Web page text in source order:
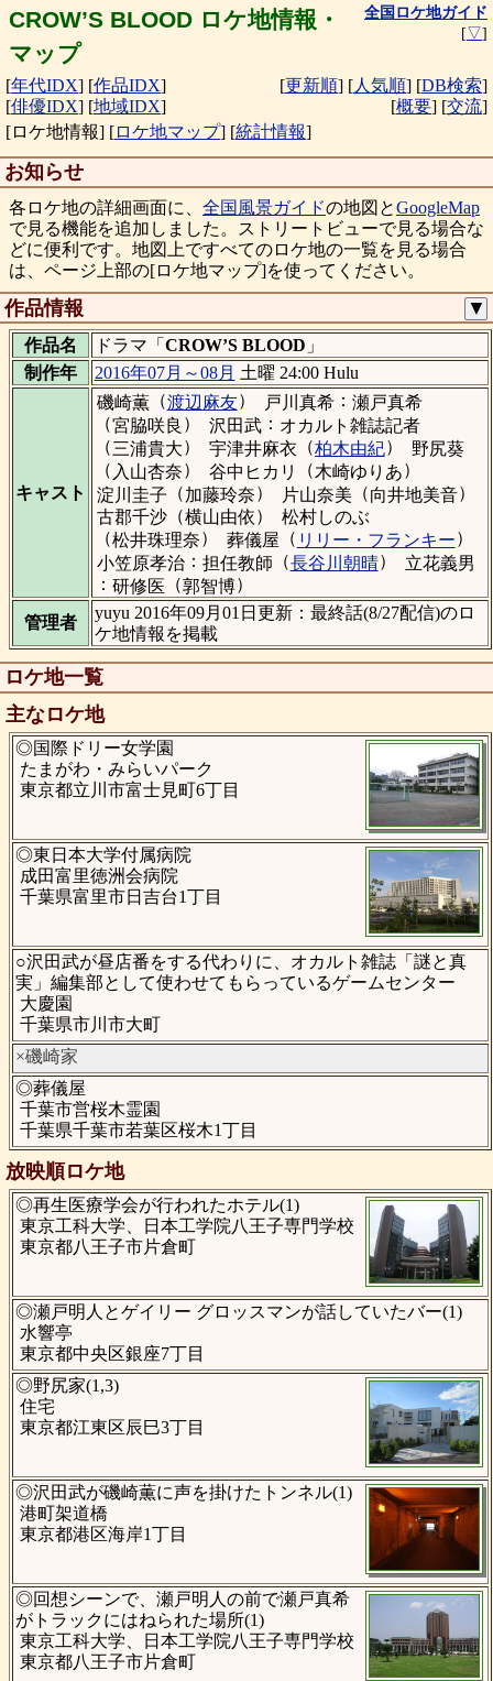
CROW’S BLOOD ロケ地情報・
マップ
全国ロケ地ガイド
[▽]
[年代IDX] [作品IDX]
[俳優IDX] [地域IDX]
[更新順] [人気順] [DB検索]
[概要] [交流]
[ロケ地情報] [ロケ地マップ] [統計情報]
お知らせ
各ロケ地の詳細画面に、 全国風景ガイドの地図とGoogleMap
で見る機能を追加しました。ストリートビューで見る場合な
どに便利です。地図上ですべてのロケ地の一覧を見る場合
は、ページ上部の[ロケ地マップ]を使ってください。
作品情報 ▼
作品名 ドラマ「 CROW’S BLOOD 」
制作年
2016年07月～08月 土曜 24:00 Hulu
キャスト
磯崎薫（渡辺麻友） 戸川真希： 瀬戸真希
（宮脇咲良 ） 沢田武： オカルト雑誌記者
（三浦貴大） 宇津井麻衣 （柏木由紀）
野尻葵
（ 入山杏奈） 谷中ヒカリ （木崎ゆりあ）
淀川圭子 （加藤玲奈） 片山奈美 （向井地美音）
古郡千沙（横山由依）
松村しのぶ
（松井珠理奈） 葬儀屋 （ リリー・フランキー）
小笠原孝治： 担任教師 （長谷川朝晴）
立花義男
： 研修医 （郭智博）
管理者
yuyu 2016年09月01日更新：最終話(8/27配信)のロ
ケ地情報を掲載
ロケ地一覧
主なロケ地
◎国際ドリー女学園
たまがわ・みらいパーク
東京都立川市富士見町6丁目
◎東日本大学付属病院
成田富里徳洲会病院
千葉県富里市日吉台1丁目
○沢田武が昼店番をする代わりに、オカルト雑誌「謎と真
実」編集部として使わせてもらっているゲームセンター
大慶園
千葉県市川市大町
×磯崎家
◎葬儀屋
千葉市営桜木霊園
千葉県千葉市若葉区桜木1丁目
放映順ロケ地
◎再生医療学会が行われたホテル(1)
東京工科大学、日本工学院八王子専門学校
東京都八王子市片倉町
◎瀬戸明人とゲイリー グロッスマンが話していたバー(1)
水響亭
東京都中央区銀座7丁目
◎野尻家(1,3)
住宅
東京都江東区辰巳3丁目
◎沢田武が磯崎薫に声を掛けたトンネル(1)
港町架道橋
東京都港区海岸1丁目
◎回想シーンで、瀬戸明人の前で瀬戸真希
がトラックにはねられた場所(1)
東京工科大学、日本工学院八王子専門学校
東京都八王子市片倉町